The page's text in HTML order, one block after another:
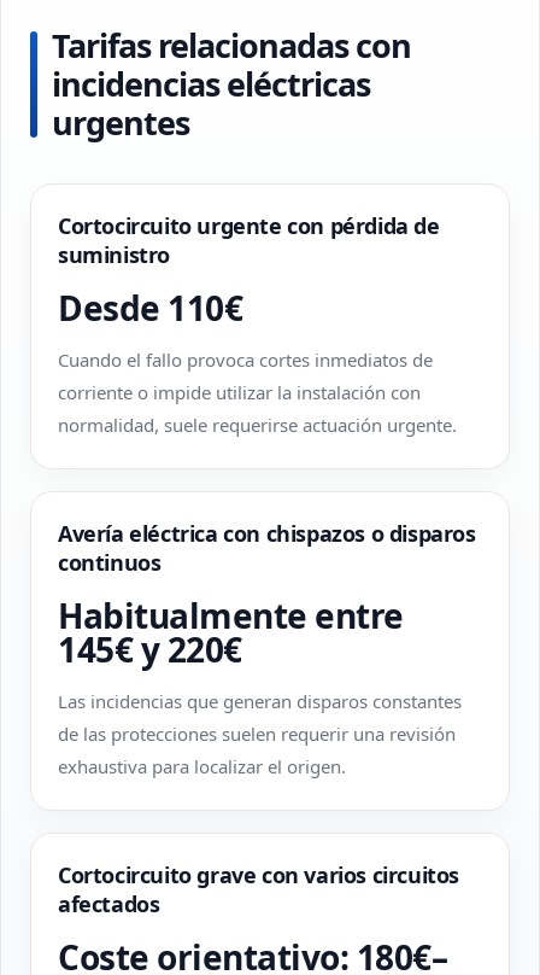
Tarifas relacionadas con
incidencias eléctricas
urgentes
Cortocircuito urgente con pérdida de
suministro
Desde 110€
Cuando el fallo provoca cortes inmediatos de
corriente o impide utilizar la instalación con
normalidad, suele requerirse actuación urgente.
Avería eléctrica con chispazos o disparos
continuos
Habitualmente entre
145€ y 220€
Las incidencias que generan disparos constantes
de las protecciones suelen requerir una revisión
exhaustiva para localizar el origen.
Cortocircuito grave con varios circuitos
afectados
Coste orientativo: 180€–